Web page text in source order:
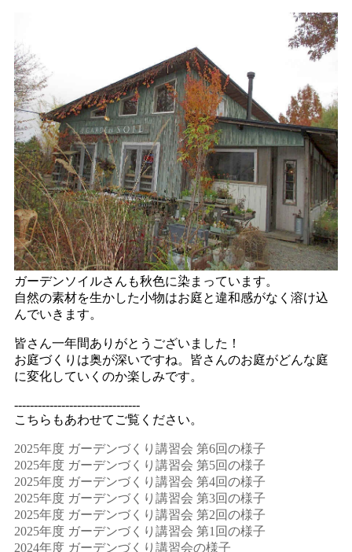
ガーデンソイルさんも秋色に染まっています。
自然の素材を生かした小物はお庭と違和感がなく溶け込
んでいきます。
皆さん一年間ありがとうございました！
お庭づくりは奥が深いですね。皆さんのお庭がどんな庭
に変化していくのか楽しみです。
--------------------------------
こちらもあわせてご覧ください。
2025年度 ガーデンづくり講習会 第6回の様子
2025年度 ガーデンづくり講習会 第5回の様子
2025年度 ガーデンづくり講習会 第4回の様子
2025年度 ガーデンづくり講習会 第3回の様子
2025年度 ガーデンづくり講習会 第2回の様子
2025年度 ガーデンづくり講習会 第1回の様子
2024年度 ガーデンづくり講習会の様子